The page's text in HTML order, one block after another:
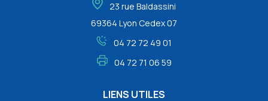
23 rue Baldassini
69364 Lyon Cedex 07
04 72 72 49 01
04 72 71 06 59
LIENS UTILES